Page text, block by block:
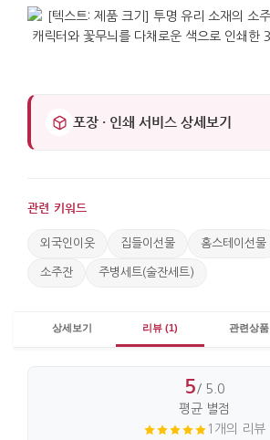
포장 · 인쇄 서비스 상세보기
관련 키워드
외국인이웃 집들이선물 홈스테이선물
소주잔 주병세트(술잔세트)
상세보기 리뷰 (1) 관련상품
5/ 5.0
평균 별점
1개의 리뷰